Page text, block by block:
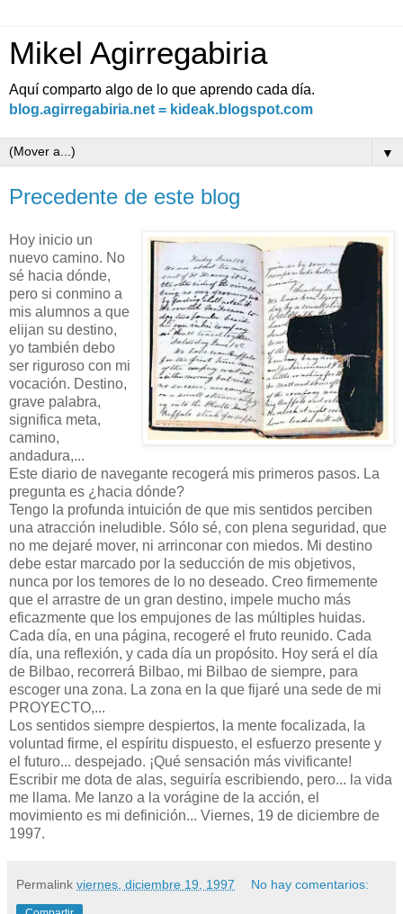
Mikel Agirregabiria
Aquí comparto algo de lo que aprendo cada día.
blog.agirregabiria.net = kideak.blogspot.com
▼
Precedente de este blog
Hoy inicio un
nuevo camino. No
sé hacia dónde,
pero si conmino a
mis alumnos a que
elijan su destino,
yo también debo
ser riguroso con mi
vocación. Destino,
grave palabra,
significa meta,
camino,
andadura,...
Este diario de navegante recogerá mis primeros pasos. La
pregunta es ¿hacia dónde?
Tengo la profunda intuición de que mis sentidos perciben
una atracción ineludible. Sólo sé, con plena seguridad, que
no me dejaré mover, ni arrinconar con miedos. Mi destino
debe estar marcado por la seducción de mis objetivos,
nunca por los temores de lo no deseado. Creo firmemente
que el arrastre de un gran destino, impele mucho más
eficazmente que los empujones de las múltiples huidas.
Cada día, en una página, recogeré el fruto reunido. Cada
día, una reflexión, y cada día un propósito. Hoy será el día
de Bilbao, recorrerá Bilbao, mi Bilbao de siempre, para
escoger una zona. La zona en la que fijaré una sede de mi
PROYECTO,...
Los sentidos siempre despiertos, la mente focalizada, la
voluntad firme, el espíritu dispuesto, el esfuerzo presente y
el futuro... despejado. ¡Qué sensación más vivificante!
Escribir me dota de alas, seguiría escribiendo, pero... la vida
me llama. Me lanzo a la vorágine de la acción, el
movimiento es mi definición... Viernes, 19 de diciembre de
1997.
Permalink viernes, diciembre 19, 1997 No hay comentarios: